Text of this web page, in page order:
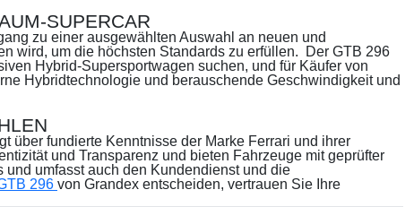
SUPERCAR
zu einer ausgewählten Auswahl an neuen und
wird, um die höchsten Standards zu erfüllen.
Der GTB 296
Hybrid-Supersportwagen suchen, und für Käufer von
Hybridtechnologie und berauschende Geschwindigkeit und
über fundierte Kenntnisse der Marke Ferrari und ihrer
und Transparenz und bieten Fahrzeuge mit geprüfter
umfasst auch den Kundendienst und die
296 von Grandex entscheiden, vertrauen Sie Ihre